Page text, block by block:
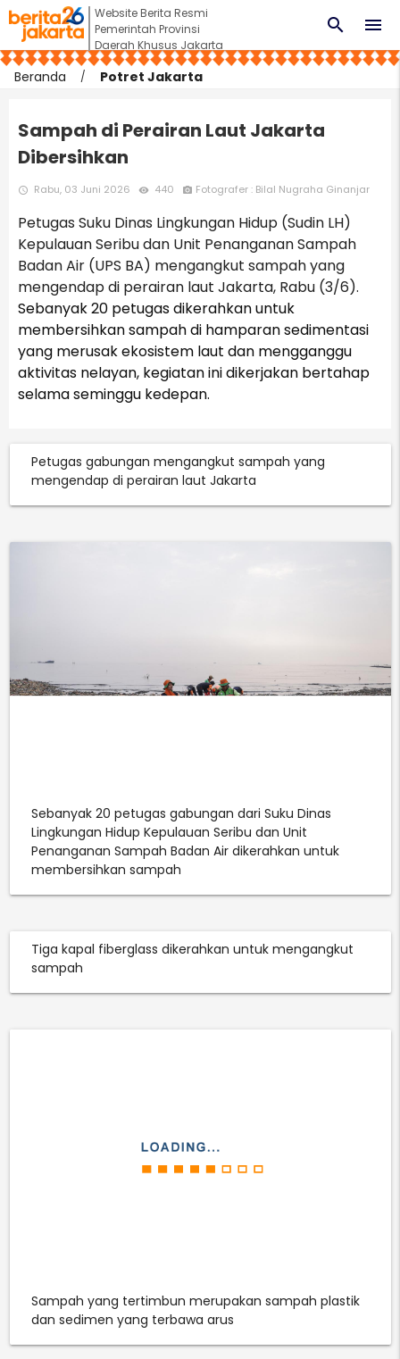
Website Berita Resmi
Pemerintah Provinsi
Daerah Khusus Jakarta
menu
search
Beranda Potret Jakarta
Sampah di Perairan Laut Jakarta
Dibersihkan
access_time Rabu, 03 Juni 2026 remove_red_eye 440 photo_camera Fotografer : Bilal Nugraha Ginanjar
Petugas Suku Dinas Lingkungan Hidup (Sudin LH)
Kepulauan Seribu dan Unit Penanganan Sampah
Badan Air (UPS BA) mengangkut sampah yang
mengendap di perairan laut Jakarta, Rabu (3/6).
Sebanyak 20 petugas dikerahkan untuk
membersihkan sampah di hamparan sedimentasi
yang merusak ekosistem laut dan mengganggu
aktivitas nelayan, kegiatan ini dikerjakan bertahap
selama seminggu kedepan.
Petugas gabungan mengangkut sampah yang
mengendap di perairan laut Jakarta
Sebanyak 20 petugas gabungan dari Suku Dinas
Lingkungan Hidup Kepulauan Seribu dan Unit
Penanganan Sampah Badan Air dikerahkan untuk
membersihkan sampah
Tiga kapal fiberglass dikerahkan untuk mengangkut
sampah
Sampah yang tertimbun merupakan sampah plastik
dan sedimen yang terbawa arus